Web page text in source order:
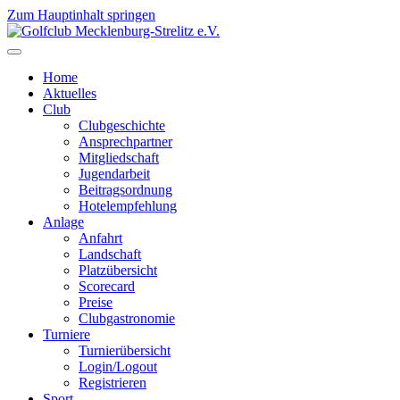
Zum Hauptinhalt springen
Home
Aktuelles
Club
Clubgeschichte
Ansprechpartner
Mitgliedschaft
Jugendarbeit
Beitragsordnung
Hotelempfehlung
Anlage
Anfahrt
Landschaft
Platzübersicht
Scorecard
Preise
Clubgastronomie
Turniere
Turnierübersicht
Login/Logout
Registrieren